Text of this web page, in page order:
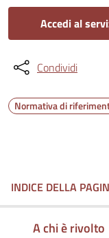
Accedi al
Condividi
Normativa di
INDICE DELLA
A chi è rivolto